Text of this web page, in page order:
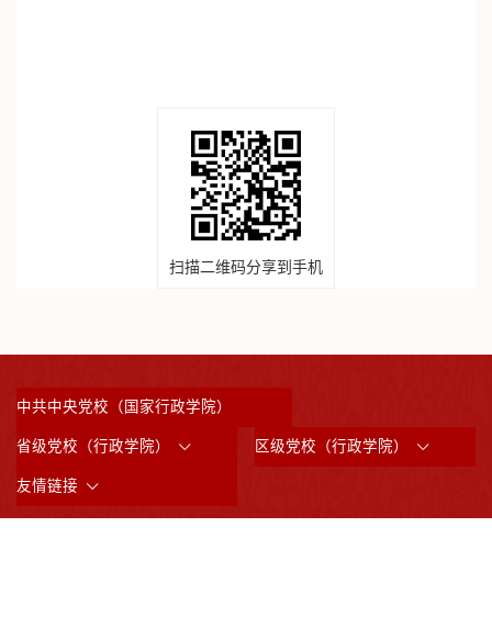
扫描二维码分享到手机
中共中央党校（国家行政学院）
省级党校（行政学院） 区级党校（行政学院）
友情链接